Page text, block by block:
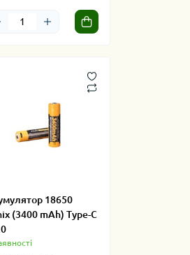
18650
(3400 mAh) Type-C